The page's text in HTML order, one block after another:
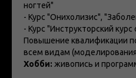
ногтей"
- Курс "Онихолизис",
- Курс "Инструкторский
Повышение квалификации
всем видам
Хобби: живопись и